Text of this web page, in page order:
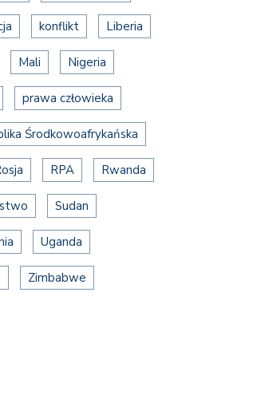
konflikt Liberia
Mali Nigeria
prawa człowieka
Środkowoafrykańska
RPA Rwanda
Sudan
Uganda
Zimbabwe